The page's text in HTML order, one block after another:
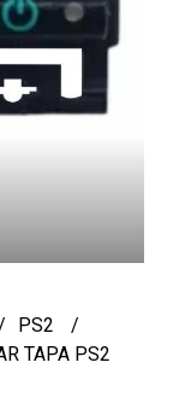
PS2
TAPA PS2